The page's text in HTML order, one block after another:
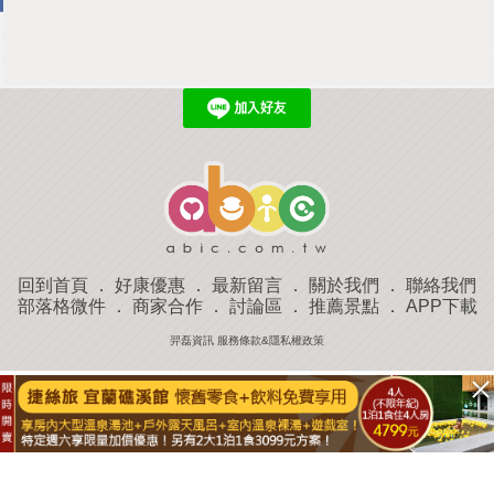
回到首頁 ． 好康優惠 ． 最新留言 ． 關於我們 ． 聯絡我們
部落格微件． 商家合作． 討論區 ． 推薦景點． APP下載
羿磊資訊 服務條款&隱私權政策